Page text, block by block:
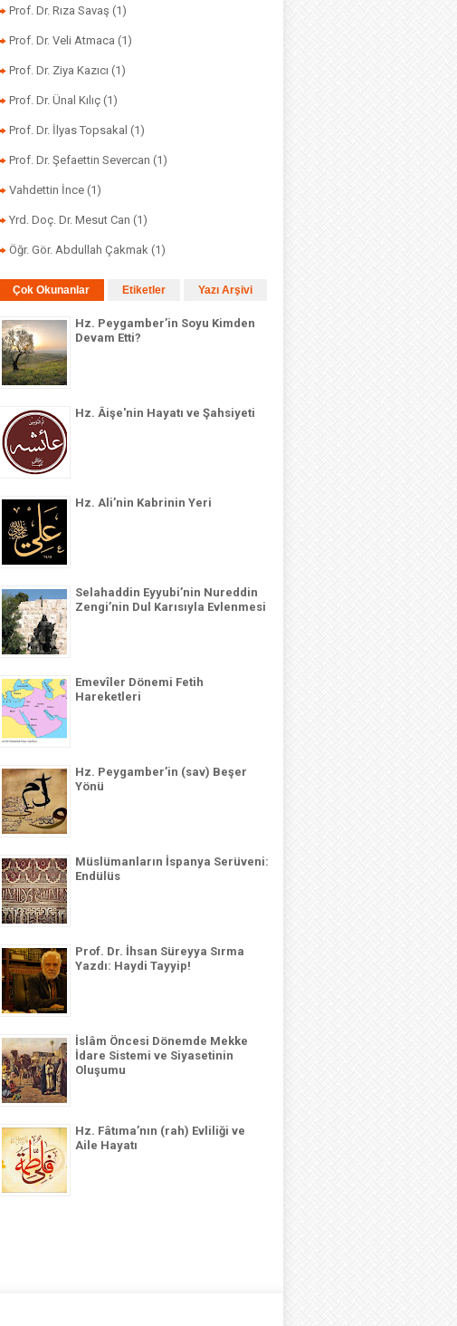
Prof. Dr. Rıza Savaş (1)
Prof. Dr. Veli Atmaca (1)
Prof. Dr. Ziya Kazıcı (1)
Prof. Dr. Ünal Kılıç (1)
Prof. Dr. İlyas Topsakal (1)
Prof. Dr. Şefaettin Severcan (1)
Vahdettin İnce (1)
Yrd. Doç. Dr. Mesut Can (1)
Öğr. Gör. Abdullah Çakmak (1)
Çok Okunanlar Etiketler Yazı Arşivi
Hz. Peygamber’in Soyu Kimden
Devam Etti?
Hz. Âişe'nin Hayatı ve Şahsiyeti
Hz. Ali’nin Kabrinin Yeri
Selahaddin Eyyubi’nin Nureddin
Zengi’nin Dul Karısıyla Evlenmesi
Emevîler Dönemi Fetih
Hareketleri
Hz. Peygamber’in (sav) Beşer
Yönü
Müslümanların İspanya Serüveni:
Endülüs
Prof. Dr. İhsan Süreyya Sırma
Yazdı: Haydi Tayyip!
İslâm Öncesi Dönemde Mekke
İdare Sistemi ve Siyasetinin
Oluşumu
Hz. Fâtıma’nın (rah) Evliliği ve
Aile Hayatı